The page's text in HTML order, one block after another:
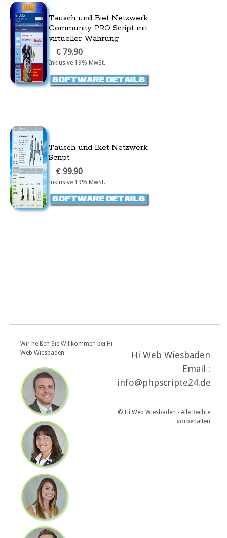
Tausch und Biet Netzwerk
Community PRO Script mit
virtueller Währung
€ 79.90
Inklusive 19% MwSt.
Tausch und Biet Netzwerk
Script
€ 99.90
Inklusive 19% MwSt.
Wir heißen Sie Willkommen bei Hi
Web Wiesbaden
Hi Web Wiesbaden
Email :
info@phpscripte24.de
© Hi Web Wiesbaden - Alle Rechte
vorbehalten